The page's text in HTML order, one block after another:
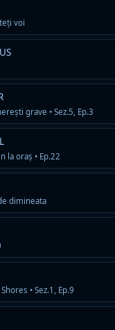
voi
grave • Sez.5, Ep.3
la oraș • Ep.22
dimineata
• Sez.1, Ep.9
Hard Rock
kbps